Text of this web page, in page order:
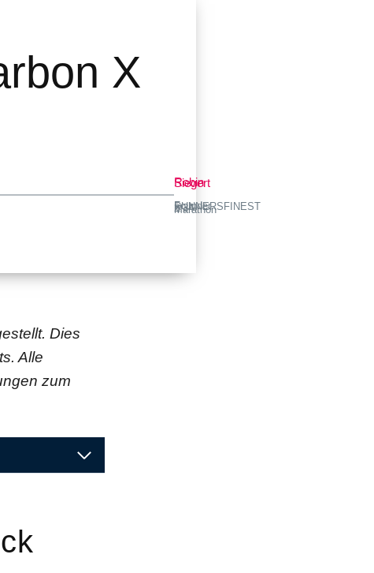
X
Robin Siegert
Founder RUNNERSFINEST · 2:34 h Marathon
Dies
Alle
zum